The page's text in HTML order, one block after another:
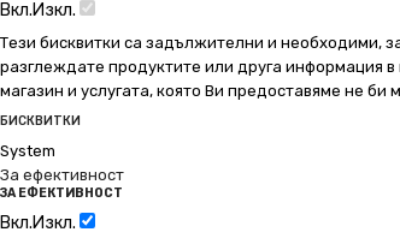
Вкл.Изкл.
Тези бисквитки са задължителни и необходими,
разглеждате продуктите или друга информация
магазин и услугата, която Ви предоставяме не
БИСКВИТКИ
System
За ефективност
ЗА ЕФЕКТИВНОСТ
Вкл.Изкл.